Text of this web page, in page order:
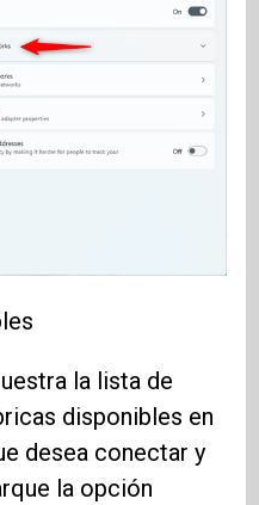
la lista de
disponibles en
desea conectar y
la opción